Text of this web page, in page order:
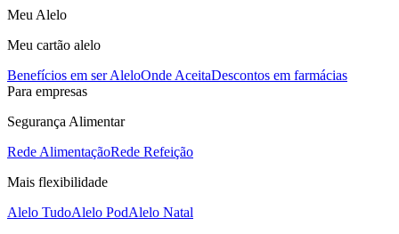
Meu Alelo
Meu cartão alelo
Benefícios em ser AleloOnde AceitaDescontos em farmácias
Para empresas
Segurança Alimentar
Rede AlimentaçãoRede Refeição
Mais flexibilidade
Alelo TudoAlelo PodAlelo Natal